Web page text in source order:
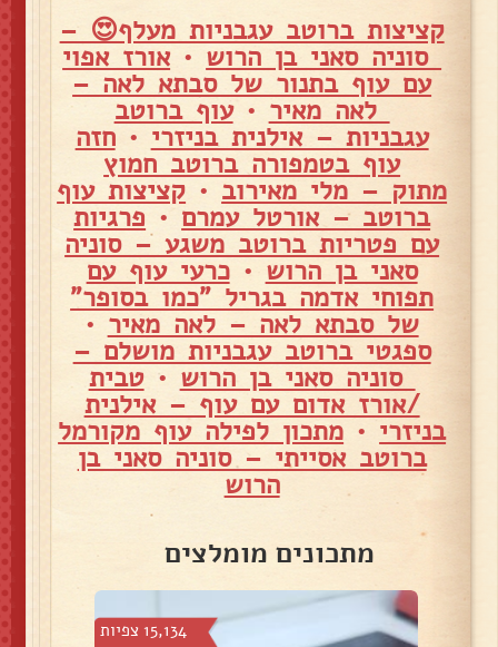
קציצות ברוטב עגבניות מעלף😍 –
סוניה סאני בן הרוש •אורז אפוי
עם עוף בתנור של סבתא לאה –
לאה מאיר •עוף ברוטב
עגבניות – אילנית בניזרי •חזה
עוף בטמפורה ברוטב חמוץ
מתוק – מלי מאירוב • קציצות עוף
ברוטב – אורטל עמרם • פרגיות
עם פטריות ברוטב משגע – סוניה
סאני בן הרוש •כרעי עוף עם
תפוחי אדמה בגריל "כמו בסופר"
של סבתא לאה – לאה מאיר •
ספגטי ברוטב עגבניות מושלם –
סוניה סאני בן הרוש •טבית
/אורז אדום עם עוף – אילנית
בניזרי • מתכון לפילה עוף מקורמל
ברוטב אסייתי – סוניה סאני בן
הרוש
מתכונים מומלצים
15,134 צפיות